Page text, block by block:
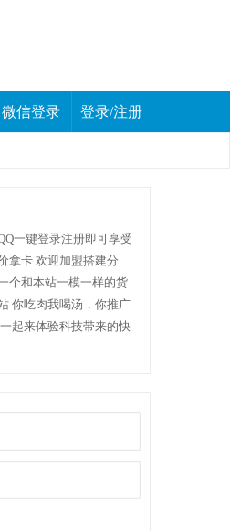
微信登录 登录/注册
一键登录注册即可享受
拿卡 欢迎加盟搭建分
个和本站一模一样的货
你吃肉我喝汤，你推广
起来体验科技带来的快